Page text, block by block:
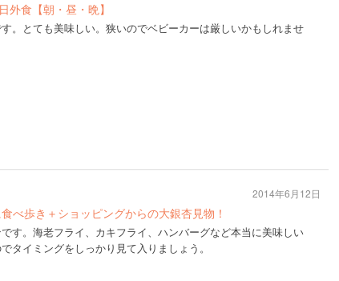
外食【朝・昼・晩】
。とても美味しい。狭いのでベビーカーは厳しいかもしれませ
べ歩き＋ショッピングからの大銀杏見物！
す。海老フライ、カキフライ、ハンバーグなど本当に美味しい
タイミングをしっかり見て入りましょう。
2014年6月12日